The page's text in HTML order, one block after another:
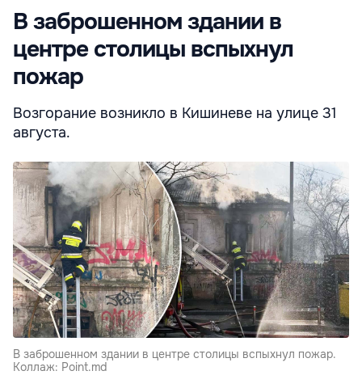
В заброшенном здании в
центре столицы вспыхнул
пожар
Возгорание возникло в Кишиневе на улице 31
августа.
В заброшенном здании в центре столицы вспыхнул пожар.
Коллаж: Point.md